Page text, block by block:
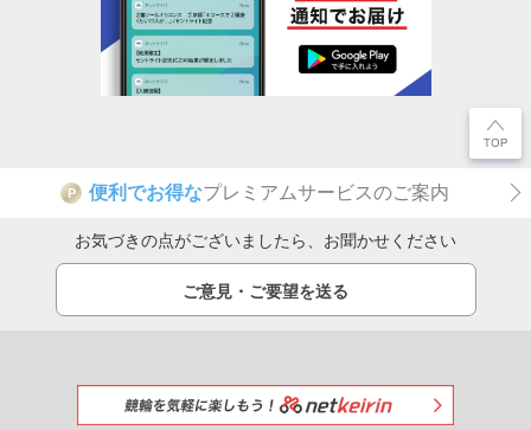
P 便利でお得なプレミアムサービスのご案内
お気づきの点がございましたら、お聞かせください
ご意見・ご要望を送る